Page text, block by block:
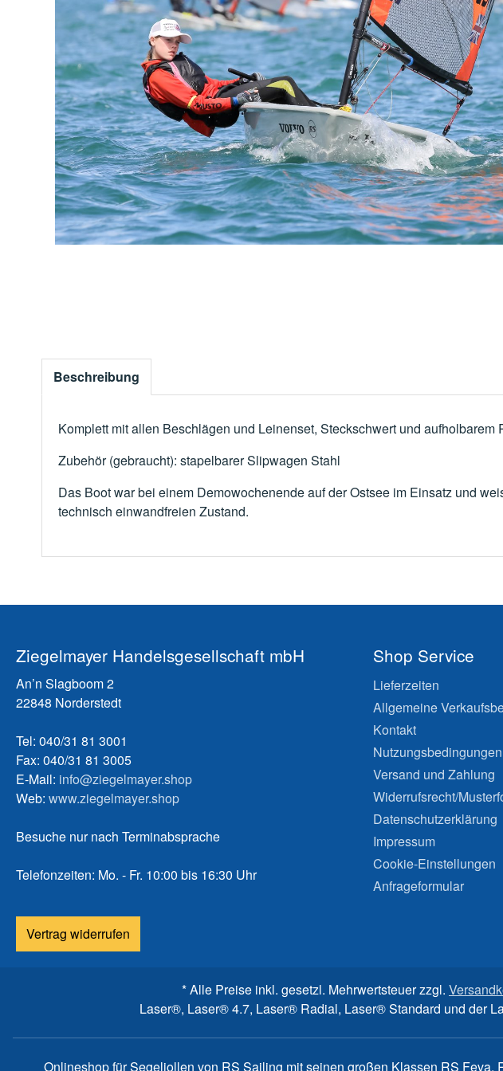
Beschreibung
Komplett mit allen Beschlägen und Leinenset, Steckschwert und aufholbarem
Zubehör (gebraucht): stapelbarer Slipwagen Stahl
Das Boot war bei einem Demowochenende auf der Ostsee im Einsatz und
technisch einwandfreien Zustand.
Ziegelmayer Handelsgesellschaft mbH
An’n Slagboom 2
22848 Norderstedt
Tel: 040/31 81 3001
Fax: 040/31 81 3005
E-Mail: info@ziegelmayer.shop
Web: www.ziegelmayer.shop
Besuche nur nach Terminabsprache
Telefonzeiten: Mo. - Fr. 10:00 bis 16:30 Uhr
Vertrag widerrufen
Shop Service
Lieferzeiten
Allgemeine
Kontakt
Nutzungsbedingungen
Versand und Zahlung
Widerrufsrecht/
Datenschutzerklärung
Impressum
Cookie-Einstellungen
Anfrageformular
* Alle Preise inkl. gesetzl. Mehrwertsteuer zzgl.
Laser®, Laser® 4.7, Laser® Radial, Laser® Standard und der
Onlineshop für Segeljollen von RS Sailing mit seinen großen Klassen RS